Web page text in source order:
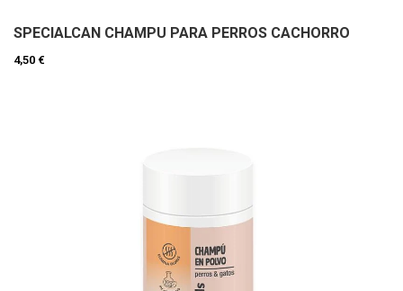
SPECIALCAN CHAMPU PARA PERROS CACHORRO
4,50 €